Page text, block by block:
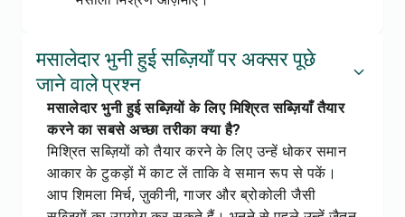
मसालेदार भुनी हुई सब्ज़ियाँ पर अक्सर पूछे
जाने वाले प्रश्न
मसालेदार भुनी हुई सब्ज़ियों के लिए मिश्रित सब्ज़ियाँ तैयार
करने का सबसे अच्छा तरीका क्या है?
मिश्रित सब्ज़ियों को तैयार करने के लिए उन्हें धोकर समान
आकार के टुकड़ों में काट लें ताकि वे समान रूप से पकें।
आप शिमला मिर्च, ज़ुकीनी, गाजर और ब्रोकोली जैसी